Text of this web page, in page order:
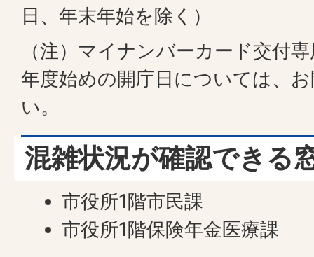
日、年末年始を除く）
（注）マイナンバーカード交付
年度始めの開庁日については、
い。
混雑状況が確認できる
市役所1階市民課
市役所1階保険年金医療課